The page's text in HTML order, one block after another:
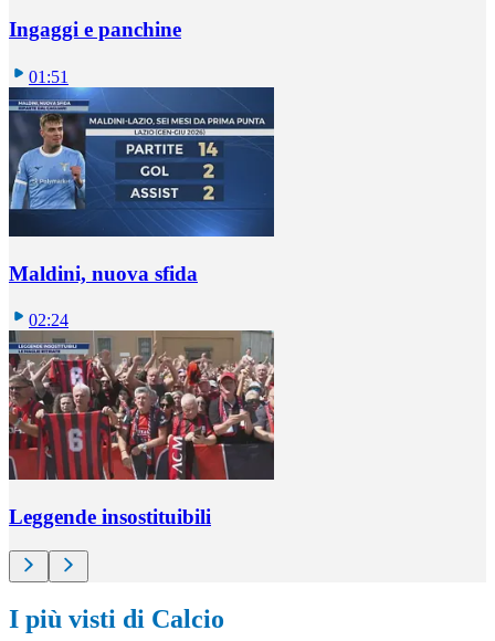
Ingaggi e panchine
01:51
Maldini, nuova sfida
02:24
Leggende insostituibili
I più visti di Calcio